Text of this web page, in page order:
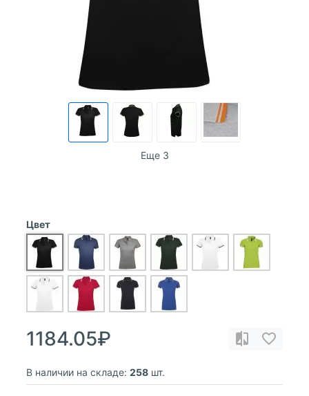
Еще 3
Цвет
1184.05₽
В наличии на складе: 258 шт.